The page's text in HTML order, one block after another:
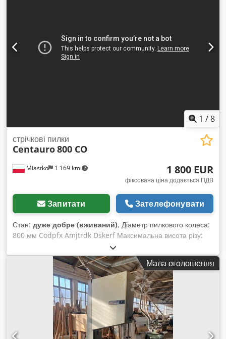
Брутто вага (у решітчастій тарі): 490 кг Брутто вага (у ящику):
520 кг Csdpfjgyd Sksx Amkerf Об’єм для транспортування
морем: 2,30 м³ Рівень звукової потужності: 88,9 дБ
1 /8
Miastko 1 169 km
стрічкові пилки
Centauro800 CO
1 800 EUR
фіксована ціна додається ПДВ
Запитати Зателефонувати
Стан: дуже добре (вживаний), Діаметр пилкового колеса:
800 мм Codpfx Amjtrdk Dskerf Максимальна висота різу:
520 мм Максимальна ширина різу: 780 мм Висота столу від
підлоги: 970 мм Розміри столу: 1170×800 мм Максимальна/
мінімальна довжина стрічки: 5670/5540 мм Максимальна
ширина полотна: 45 x 0,7 мм
Мала оголошення